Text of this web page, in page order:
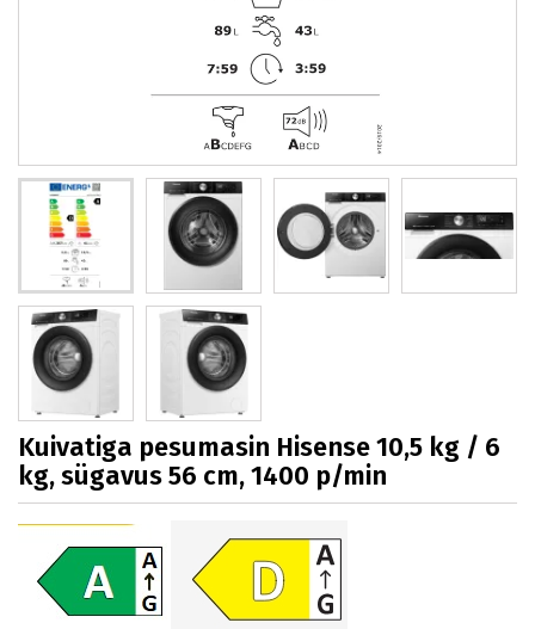
Kuivatiga pesumasin Hisense 10,5 kg / 6
kg, sügavus 56 cm, 1400 p/min